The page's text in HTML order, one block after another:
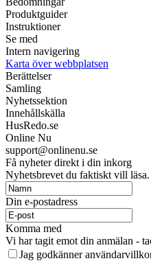
Produktguider
Instruktioner
Se med
Intern navigering
Karta över webbplatsen
Berättelser
Samling
Nyhetssektion
Innehållskälla
HusRedo.se
Online Nu
support@onlinenu.se
Få nyheter direkt i din inkorg
Nyhetsbrevet du faktiskt vill läsa.
Din e-postadress
Komma med
Vi har tagit emot din anmälan -
Jag godkänner